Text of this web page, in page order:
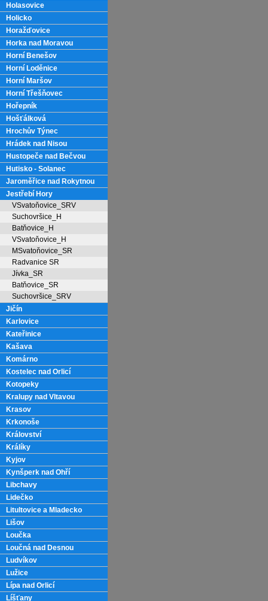
Holasovice
Holicko
Horažďovice
Horka nad Moravou
Horní Benešov
Horní Loděnice
Horní Maršov
Horní Třešňovec
Hořepník
Hošťálková
Hrochův Týnec
Hrádek nad Nisou
Hustopeče nad Bečvou
Hutisko - Solanec
Jaroměřice nad Rokytnou
Jestřebí Hory
VSvatoňovice_SRV
Suchovršice_H
Batňovice_H
VSvatoňovice_H
MSvatoňovice_SR
Radvanice SR
Jívka_SR
Batňovice_SR
Suchovršice_SRV
Jičín
Karlovice
Kateřinice
Kašava
Komárno
Kostelec nad Orlicí
Kotopeky
Kralupy nad Vltavou
Krasov
Krkonoše
Království
Králíky
Kyjov
Kynšperk nad Ohří
Libchavy
Lidečko
Litultovice a Mladecko
Lišov
Loučka
Loučná nad Desnou
Ludvíkov
Lužice
Lípa nad Orlicí
Líšťany